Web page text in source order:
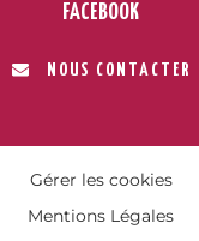
FACEBOOK
NOUS CONTACTER
Gérer les cookies
Mentions Légales